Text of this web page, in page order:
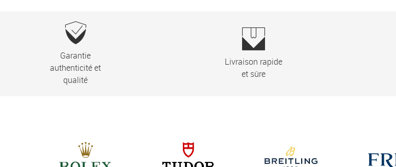
Garantie
authenticité et
qualité
Livraison rapide
et sûre